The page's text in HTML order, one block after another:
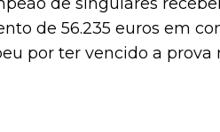
de 56.235 euros em
por ter vencido a prova